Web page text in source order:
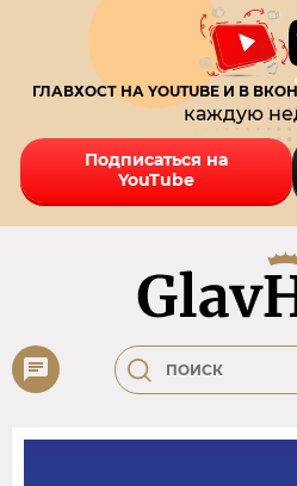
ГЛАВХОСТ НА YOUTUBE И В
каждую
Подписаться на
YouTube